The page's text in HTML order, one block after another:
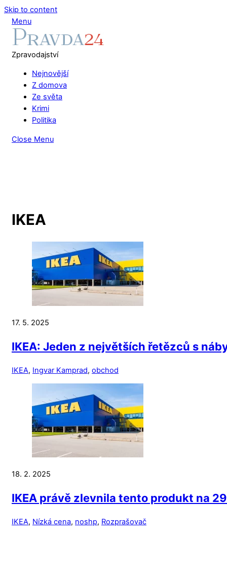
Skip to content
Menu
Zpravodajství
Nejnovější
Z domova
Ze světa
Krimi
Politika
Close Menu
IKEA
17. 5. 2025
IKEA: Jeden z největších řetězců s
IKEA, Ingvar Kamprad, obchod
18. 2. 2025
IKEA právě zlevnila tento produkt na
IKEA, Nízká cena, noshp, Rozprašovač